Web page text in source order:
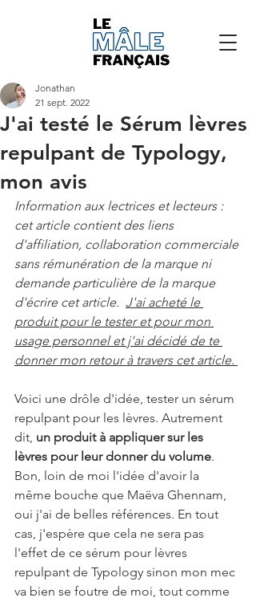
J'ai testé le Sérum lèvres
repulpant de Typology,
mon avis
Jonathan
21 sept. 2022
Information aux lectrices et lecteurs :
cet article contient des liens
d'affiliation, collaboration commerciale
sans rémunération de la marque ni
demande particulière de la marque
d'écrire cet article. J'ai acheté le
produit pour le tester et pour mon
usage personnel et j'ai décidé de te
donner mon retour à travers cet article.
Voici une drôle d'idée, tester un sérum
repulpant pour les lèvres. Autrement
dit, un produit à appliquer sur les
lèvres pour leur donner du volume.
Bon, loin de moi l'idée d'avoir la
même bouche que Maëva Ghennam,
oui j'ai de belles références. En tout
cas, j'espère que cela ne sera pas
l'effet de ce sérum pour lèvres
repulpant de Typology sinon mon mec
va bien se foutre de moi, tout comme